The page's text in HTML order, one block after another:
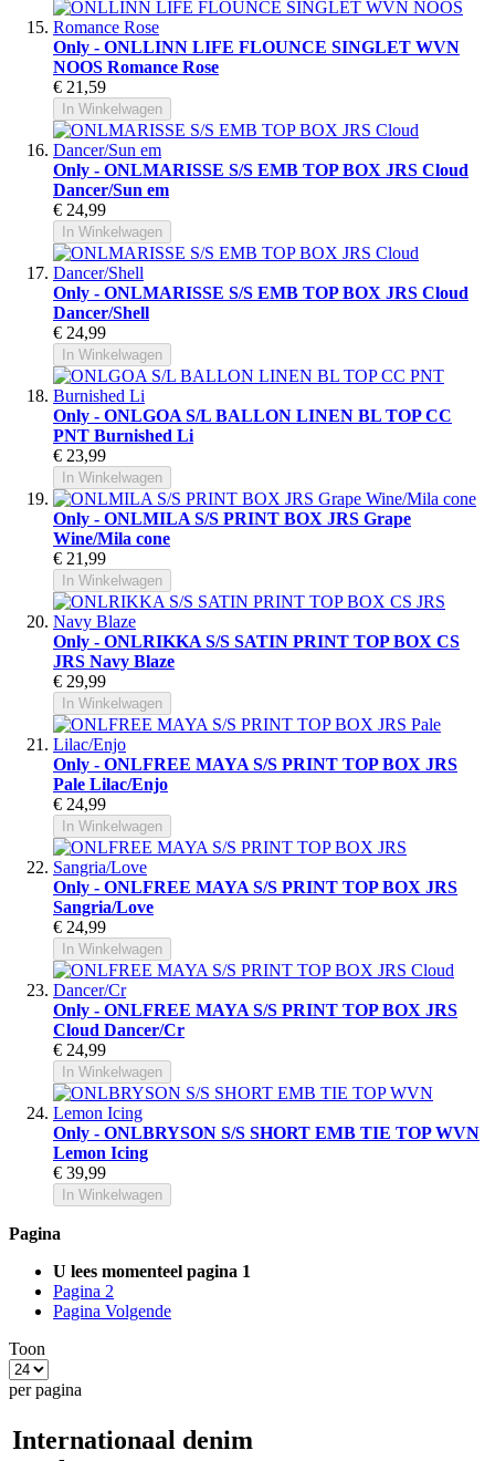
Only - ONLLINN LIFE FLOUNCE SINGLET WVN
NOOS Romance Rose
€ 21,59
In Winkelwagen
Only - ONLMARISSE S/S EMB TOP BOX JRS Cloud
Dancer/Sun em
€ 24,99
In Winkelwagen
Only - ONLMARISSE S/S EMB TOP BOX JRS Cloud
Dancer/Shell
€ 24,99
In Winkelwagen
Only - ONLGOA S/L BALLON LINEN BL TOP CC
PNT Burnished Li
€ 23,99
In Winkelwagen
Only - ONLMILA S/S PRINT BOX JRS Grape
Wine/Mila cone
€ 21,99
In Winkelwagen
Only - ONLRIKKA S/S SATIN PRINT TOP BOX CS
JRS Navy Blaze
€ 29,99
In Winkelwagen
Only - ONLFREE MAYA S/S PRINT TOP BOX JRS
Pale Lilac/Enjo
€ 24,99
In Winkelwagen
Only - ONLFREE MAYA S/S PRINT TOP BOX JRS
Sangria/Love
€ 24,99
In Winkelwagen
Only - ONLFREE MAYA S/S PRINT TOP BOX JRS
Cloud Dancer/Cr
€ 24,99
In Winkelwagen
Only - ONLBRYSON S/S SHORT EMB TIE TOP WVN
Lemon Icing
€ 39,99
In Winkelwagen
Pagina
U lees momenteel pagina 1
Pagina 2
Pagina Volgende
Toon
per pagina
Internationaal denim